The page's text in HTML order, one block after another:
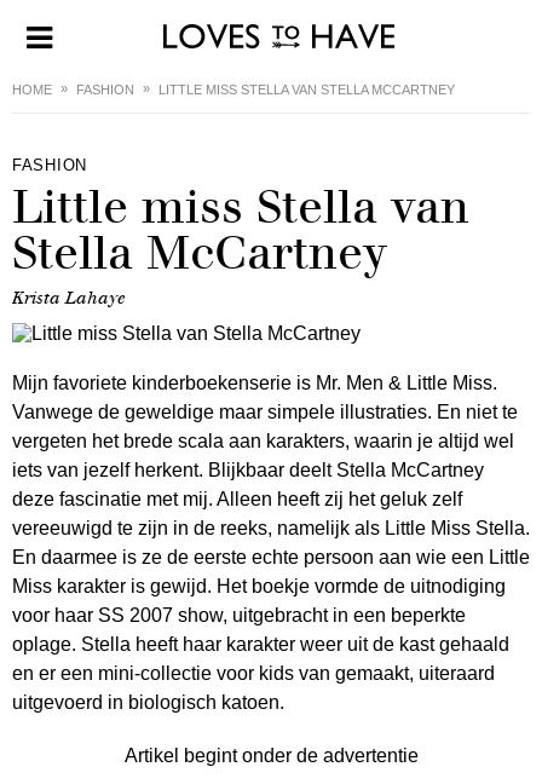
HOME FASHION LITTLE MISS STELLA VAN STELLA MCCARTNEY
FASHION
Little miss Stella van
Stella McCartney
Krista Lahaye
Mijn favoriete kinderboekenserie is Mr. Men & Little Miss.
Vanwege de geweldige maar simpele illustraties. En niet te
vergeten het brede scala aan karakters, waarin je altijd wel
iets van jezelf herkent. Blijkbaar deelt Stella McCartney
deze fascinatie met mij. Alleen heeft zij het geluk zelf
vereeuwigd te zijn in de reeks, namelijk als Little Miss Stella.
En daarmee is ze de eerste echte persoon aan wie een Little
Miss karakter is gewijd. Het boekje vormde de uitnodiging
voor haar SS 2007 show, uitgebracht in een beperkte
oplage. Stella heeft haar karakter weer uit de kast gehaald
en er een mini-collectie voor kids van gemaakt, uiteraard
uitgevoerd in biologisch katoen.
Artikel begint onder de advertentie